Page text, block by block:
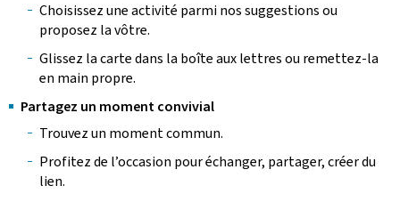
Choisissez une activité parmi nos suggestions ou
proposez la vôtre.
Glissez la carte dans la boîte aux lettres ou remettez-la
en main propre.
Partagez un moment convivial
Trouvez un moment commun.
Profitez de l’occasion pour échanger, partager, créer du
lien.